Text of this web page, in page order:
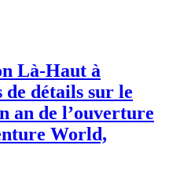
Là-Haut à
détails sur le
an de l’ouverture
World,